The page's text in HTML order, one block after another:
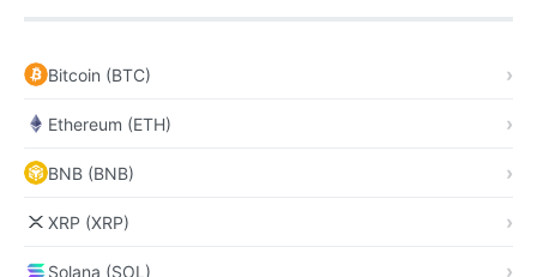
Bitcoin (BTC)
Ethereum (ETH)
BNB (BNB)
XRP (XRP)
Solana (SOL)